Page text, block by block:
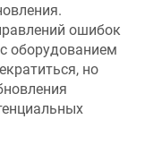
ошибок
оборудованием
но